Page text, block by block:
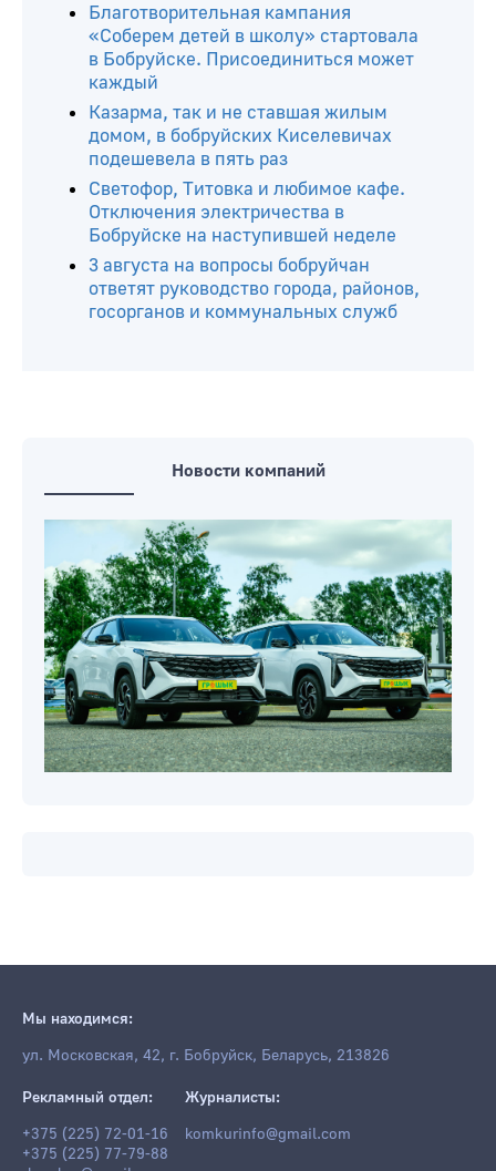
Благотворительная кампания
«Соберем детей в школу» стартовала
в Бобруйске. Присоединиться может
каждый
Казарма, так и не ставшая жилым
домом, в бобруйских Киселевичах
подешевела в пять раз
Светофор, Титовка и любимое кафе.
Отключения электричества в
Бобруйске на наступившей неделе
3 августа на вопросы бобруйчан
ответят руководство города, районов,
госорганов и коммунальных служб
Новости компаний
Мы находимся:
ул. Московская, 42, г. Бобруйск, Беларусь, 213826
Рекламный отдел:
+375 (225) 72-01-16
+375 (225) 77-79-88
Журналисты:
komkurinfo@gmail.com